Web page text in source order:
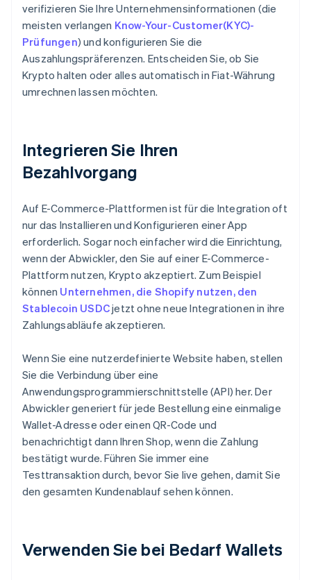
verifizieren Sie Ihre Unternehmensinformationen (die
meisten verlangen Know-Your-Customer(KYC)-
Prüfungen) und konfigurieren Sie die
Auszahlungspräferenzen. Entscheiden Sie, ob Sie
Krypto halten oder alles automatisch in Fiat-Währung
umrechnen lassen möchten.
Integrieren Sie Ihren
Bezahlvorgang
Auf E-Commerce-Plattformen ist für die Integration oft
nur das Installieren und Konfigurieren einer App
erforderlich. Sogar noch einfacher wird die Einrichtung,
wenn der Abwickler, den Sie auf einer E-Commerce-
Plattform nutzen, Krypto akzeptiert. Zum Beispiel
können Unternehmen, die Shopify nutzen, den
Stablecoin USDCjetzt ohne neue Integrationen in ihre
Zahlungsabläufe akzeptieren.
Wenn Sie eine nutzerdefinierte Website haben, stellen
Sie die Verbindung über eine
Anwendungsprogrammierschnittstelle (API) her. Der
Abwickler generiert für jede Bestellung eine einmalige
Wallet-Adresse oder einen QR-Code und
benachrichtigt dann Ihren Shop, wenn die Zahlung
bestätigt wurde. Führen Sie immer eine
Testtransaktion durch, bevor Sie live gehen, damit Sie
den gesamten Kundenablauf sehen können.
Verwenden Sie bei Bedarf Wallets